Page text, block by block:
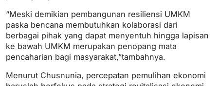
“Meski demikian pembangunan resiliensi UMKM
paska bencana membutuhkan kolaborasi dari
berbagai pihak yang dapat menyentuh hingga lapisan
ke bawah UMKM merupakan penopang mata
pencaharian bagi masyarakat,”tambahnya.
Menurut Chusnunia, percepatan pemulihan ekonomi